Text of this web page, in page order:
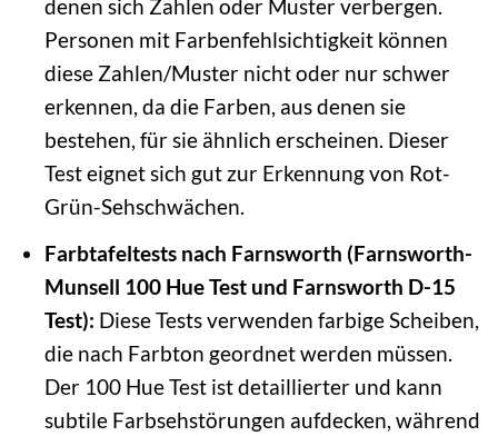
denen sich Zahlen oder Muster verbergen.
Personen mit Farbenfehlsichtigkeit können
diese Zahlen/Muster nicht oder nur schwer
erkennen, da die Farben, aus denen sie
bestehen, für sie ähnlich erscheinen. Dieser
Test eignet sich gut zur Erkennung von Rot-
Grün-Sehschwächen.
Farbtafeltests nach Farnsworth (Farnsworth-
Munsell 100 Hue Test und Farnsworth D-15
Test): Diese Tests verwenden farbige Scheiben,
die nach Farbton geordnet werden müssen.
Der 100 Hue Test ist detaillierter und kann
subtile Farbsehstörungen aufdecken, während